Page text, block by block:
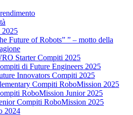
Future of Robots” ” – motto della
Starter Compiti 2025
di Future Engineers 2025
Innovators Compiti 2025
Compiti RoboMission 2025
RoboMission Junior 2025
Compiti RoboMission 2025
2024